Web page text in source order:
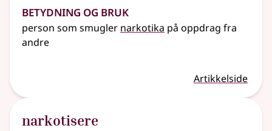
Betydning og bruk
person som smugler narkotika på oppdrag fra
andre
Artikkelside
narkotisere